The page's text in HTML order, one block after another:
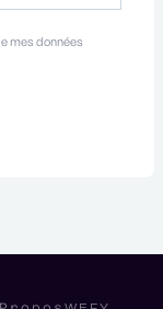
mes données